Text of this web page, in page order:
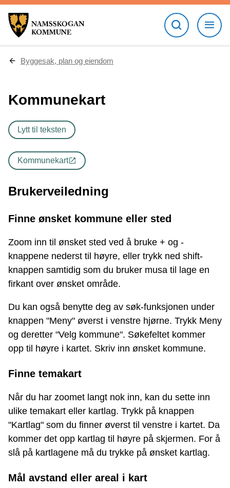
D
h
e
:
Byggesak, plan og eiendom
Kommunekart
Lytt til teksten
Kommunekart
Brukerveiledning
Finne ønsket kommune eller sted
Zoom inn til ønsket sted ved å bruke + og -
knappene nederst til høyre, eller trykk ned shift-
knappen samtidig som du bruker musa til lage en
firkant over ønsket område.
Du kan også benytte deg av søk-funksjonen under
knappen "Meny" øverst i venstre hjørne. Trykk Meny
og deretter "Velg kommune". Søkefeltet kommer
opp til høyre i kartet. Skriv inn ønsket kommune.
Finne temakart
Når du har zoomet langt nok inn, kan du sette inn
ulike temakart eller kartlag. Trykk på knappen
"Kartlag" som du finner øverst til venstre i kartet. Da
kommer det opp kartlag til høyre på skjermen. For å
slå på kartlagene må du trykke på ønsket kartlag.
Mål avstand eller areal i kart